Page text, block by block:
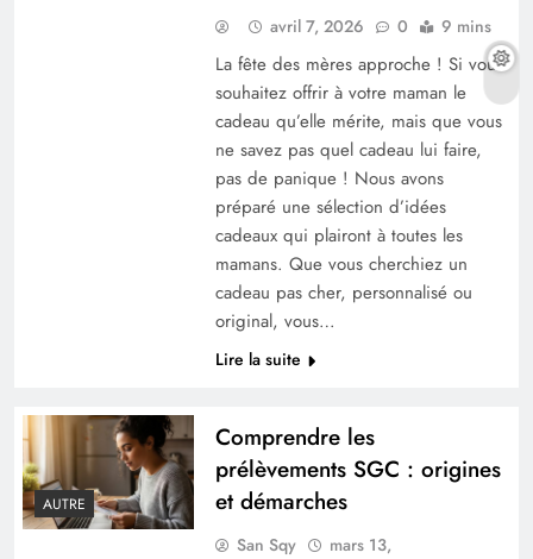
Acheter un appartement auprès d’un
promoteur immobilier, avantages et
Travaux mal faits : comment faire constater les
avril 7, 2026 0 9 mins
La fête des mères approche ! Si vous
souhaitez offrir à votre maman le
cadeau qu’elle mérite, mais que vous
ne savez pas quel cadeau lui faire,
pas de panique ! Nous avons
préparé une sélection d’idées
cadeaux qui plairont à toutes les
mamans. Que vous cherchiez un
cadeau pas cher, personnalisé ou
original, vous…
Lire la suite
AUTRE
Comprendre les
prélèvements SGC : origines
et démarches
San Sqy
mars 13,